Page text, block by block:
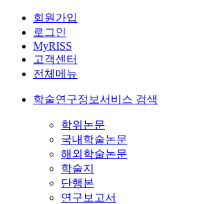
회원가입
로그인
MyRISS
고객센터
전체메뉴
학술연구정보서비스 검색
학위논문
국내학술논문
해외학술논문
학술지
단행본
연구보고서